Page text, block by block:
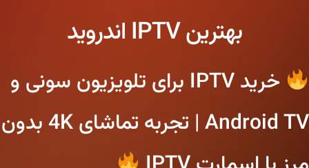
بهترین IPTV اندروید
خرید IPTV برای تلویزیون سونی و
Android TV | تجربه تماشای 4K بدون